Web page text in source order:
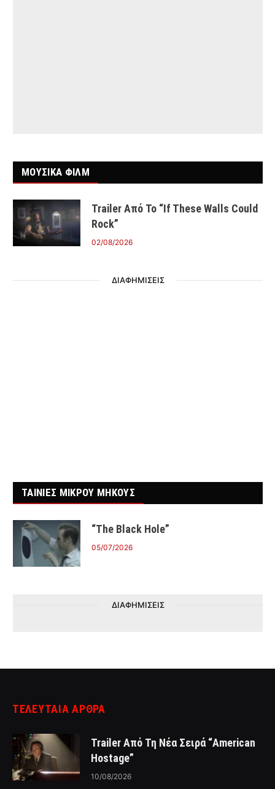
ΜΟΥΣΙΚΑ ΦΙΛΜ
Trailer Από Το “If These Walls Could
Rock”
02/08/2026
ΔΙΑΦΗΜΙΣΕΙΣ
ΤΑΙΝΙΕΣ ΜΙΚΡΟΥ ΜΗΚΟΥΣ
“The Black Hole”
05/07/2026
ΔΙΑΦΗΜΙΣΕΙΣ
ΤΕΛΕΥΤΑΙΑ ΑΡΘΡΑ
Trailer Από Τη Νέα Σειρά “American
Hostage”
10/08/2026